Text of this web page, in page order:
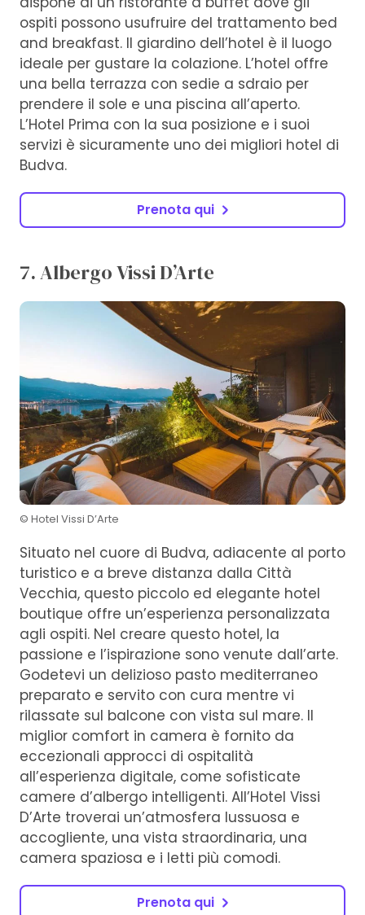
ospiti possono usufruire del trattamento bed
and breakfast. Il giardino dell’hotel è il luogo
ideale per gustare la colazione. L’hotel offre
una bella terrazza con sedie a sdraio per
prendere il sole e una piscina all’aperto.
L’Hotel Prima con la sua posizione e i suoi
servizi è sicuramente uno dei migliori hotel di
Budva.
Prenota qui
7. Albergo Vissi D’Arte
© Hotel Vissi D’Arte
Situato nel cuore di Budva, adiacente al porto
turistico e a breve distanza dalla Città
Vecchia, questo piccolo ed elegante hotel
boutique offre un’esperienza personalizzata
agli ospiti. Nel creare questo hotel, la
passione e l’ispirazione sono venute dall’arte.
Godetevi un delizioso pasto mediterraneo
preparato e servito con cura mentre vi
rilassate sul balcone con vista sul mare. Il
miglior comfort in camera è fornito da
eccezionali approcci di ospitalità
all’esperienza digitale, come sofisticate
camere d’albergo intelligenti. All’Hotel Vissi
D’Arte troverai un’atmosfera lussuosa e
accogliente, una vista straordinaria, una
camera spaziosa e i letti più comodi.
Prenota qui